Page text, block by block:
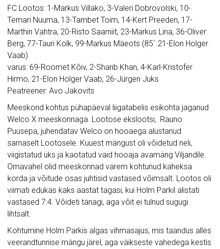
FC Lootos: 1-Markus Villako, 3-Valeri Dobrovolski, 10-
Temari Nuuma, 13-Tambet Toim, 14-Kert Preeden, 17-
Marthin Vahtra, 20-Risto Saarniit, 23-Markus Lina, 36-Oliver
Berg, 77-Tauri Kolk, 99-Markus Mäeots (85`.21-Elon Holger
Vaab)
varus: 69-Roomet Kõiv, 2-Sharib Khan, 4-Karl-Kristofer
Hirmo, 21-Elon Holger Vaab, 26-Jürgen Juks
Peatreener: Avo Jakovits
Meeskond kohtus pühapäeval liigatabelis esikohta jaganud
Welco X meeskonnaga. Lootose ekslootsi, Rauno
Puusepa, juhendatav Welco on hooaega alustanud
sarnaselt Lootosele. Kuuest mängust oli võidetud neli,
viigistatud üks ja kaotatud vaid hooaja avamäng Viljandile.
Omavahel olid meeskonnad varem kohtunud kaheksa
korda ja võitude osas juhtisid vastased võimsalt. Lootos oli
viimati edukas kaks aastat tagasi, kui Holm Parkil alistati
vastased 7:4. Võideti tänagi, aga võit ei tulnud sugugi
lihtsalt.
Kohtumine Holm Parkis algas vihmasajus, mis taandus alles
veerandtunnise mängu järel, aga väikseste vahedega kestis